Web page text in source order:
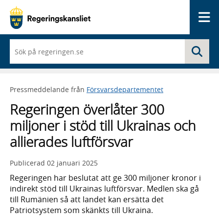
du
börjar
skriva
framträder
lista
med
sökförslag
Pressmeddelande från Försvarsdepartementet
Regeringen överlåter 300
miljoner i stöd till Ukrainas och
allierades luftförsvar
Publicerad 02 januari 2025
Regeringen har beslutat att ge 300 miljoner kronor i
indirekt stöd till Ukrainas luftförsvar. Medlen ska gå
till Rumänien så att landet kan ersätta det
Patriotsystem som skänkts till Ukraina.